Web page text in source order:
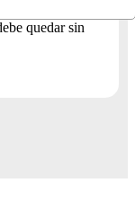
quedar sin